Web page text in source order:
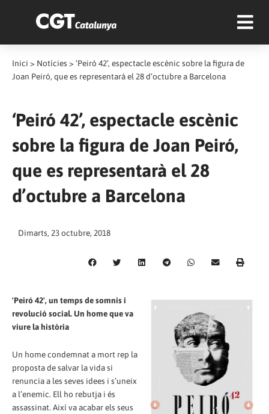
Inici > Notícies > ‘Peiró 42’, espectacle escènic sobre la figura de
Joan Peiró, que es representarà el 28 d’octubre a Barcelona
‘Peiró 42’, espectacle escènic
sobre la figura de Joan Peiró,
que es representarà el 28
d’octubre a Barcelona
Dimarts, 23 octubre, 2018
'Peiró 42', un temps de somnis i
revolució social. Un home que va
viure la història
Un home condemnat a mort rep la
proposta de salvar la vida si
renuncia a les seves idees i s’uneix
a l’enemic. Ell ho rebutja i és
assassinat. Així va acabar els seus